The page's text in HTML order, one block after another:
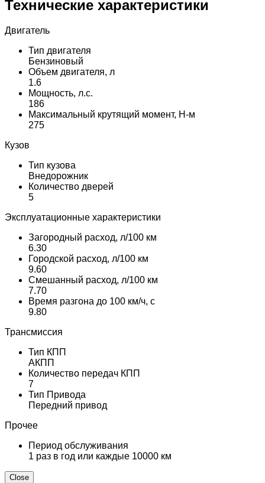
Технические характеристики
Двигатель
Тип двигателя
Бензиновый
Объем двигателя, л
1.6
Мощность, л.с.
186
Максимальный крутящий момент, Н-м
275
Кузов
Тип кузова
Внедорожник
Количество дверей
5
Эксплуатационные характеристики
Загородный расход, л/100 км
6.30
Городской расход, л/100 км
9.60
Смешанный расход, л/100 км
7.70
Время разгона до 100 км/ч, с
9.80
Трансмиссия
Тип КПП
АКПП
Количество передач КПП
7
Тип Привода
Передний привод
Прочее
Период обслуживания
1 раз в год или каждые 10000 км
Close